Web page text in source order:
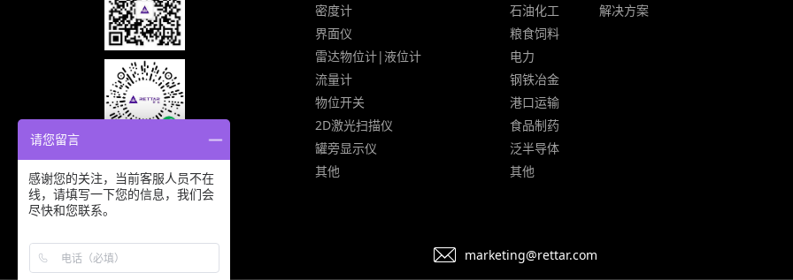
密度计
界面仪
雷达物位计|液位计
流量计
物位开关
2D激光扫描仪
罐旁显示仪
其他
石油化工
粮食饲料
电力
钢铁冶金
港口运输
食品制药
泛半导体
其他
解决方案
400-801-0770 marketing@rettar.com
请您留言
感谢您的关注，当前客服人员不在
线，请填写一下您的信息，我们会
尽快和您联系。